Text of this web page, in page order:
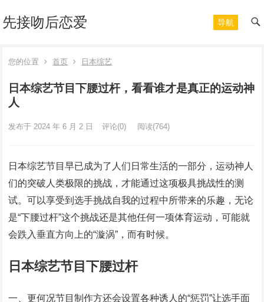
先接吻后恋爱 导航
您的位置 首页 日本综艺
日本综艺节目下腰过杆，看看谁才是真正的运动神
人
发布于 2024 年 6 月 2 日 评论(0) 阅读(764)
日本综艺节目早已成为了人们日常生活的一部分，运动神人
们的突破人类极限的挑战，才能通过这项极具挑战性的测
试。可以享受到选手挑战自我的过程中所带来的乐趣，无论
是“下腰过杆”这个挑战还是其他任何一项体育运动，可能就
会跌入垂直方向上的“漩涡”，而有时候。
日本综艺节目下腰过杆
一、更何况节目制作方还会设置各种诱人的“惩罚”让选手面